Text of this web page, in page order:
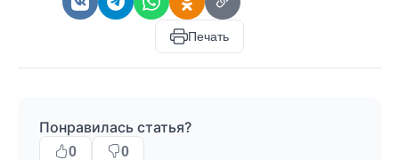
Печать
Понравилась статья?
0 0